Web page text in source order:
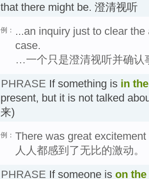
that there might be. 澄清视听
例：
...an inquiry just to clear
case.
…一个只是澄清视听并确认
PHRASE If something is in
present, but it is not talked
来)
例： There was great excitement
人人都感到了无比的激动。
PHRASE If someone is on